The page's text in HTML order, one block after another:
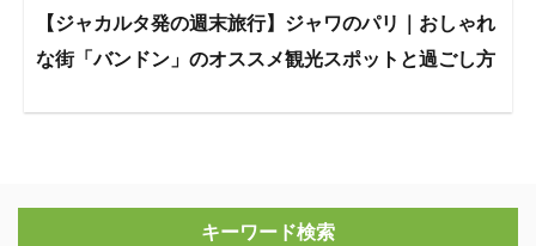
【ジャカルタ発の週末旅行】ジャワのパリ｜おしゃれ
な街「バンドン」のオススメ観光スポットと過ごし方
キーワード検索